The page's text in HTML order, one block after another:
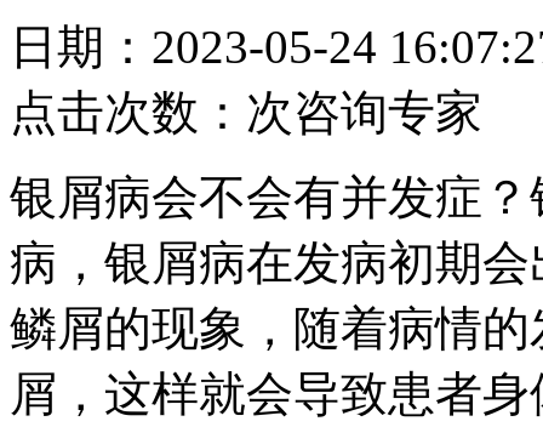
日期：2023-05-24
点击次数： 次咨询专家
银屑病会不会有并发症
病，银屑病在发病初期
鳞屑的现象，随着病情
屑，这样就会导致患者